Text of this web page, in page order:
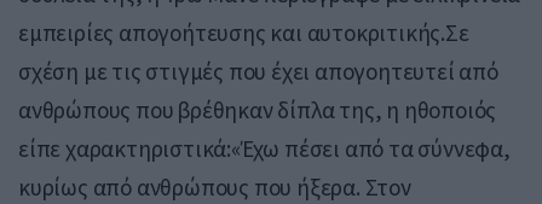
εμπειρίες απογοήτευσης και αυτοκριτικής.Σε
σχέση με τις στιγμές που έχει απογοητευτεί από
ανθρώπους που βρέθηκαν δίπλα της, η ηθοποιός
είπε χαρακτηριστικά:«Έχω πέσει από τα σύννεφα,
κυρίως από ανθρώπους που ήξερα. Στον